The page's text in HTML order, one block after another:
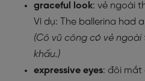
graceful look: vẻ ngoài
Ví dụ: The ballerina had
(Cô vũ công có vẻ
khấu.)
expressive eyes: đôi mắt